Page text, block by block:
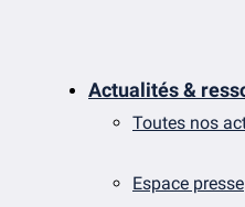
Actualités &
Toutes nos
Espace presse